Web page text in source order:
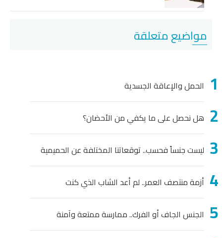
مواضيع متعلقة
الحمل والإعاقة الجسدية
هل نحصل على ما يكفي من الأحضان؟
ليست جنساً فحسب.. توقعاتنا المختلفة عن الحميمية
أزمة منتصف العمر.. لم أعد الشاب الذي كنت
الجنس الجاف أو الفرك.. ممارسة ممتعة وآمنة